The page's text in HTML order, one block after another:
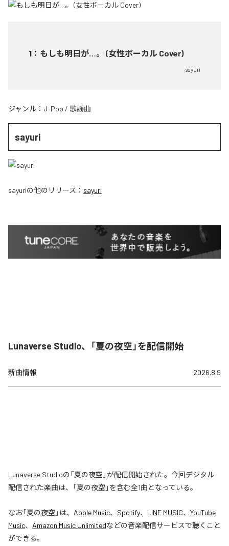
1 ： もしも明日が…。 (女性ボーカル Cover)
sayuri
ジャンル： J-Pop / 歌謡曲
sayuri
sayuriの他のリリース： sayuri
Lunaverse Studio、「夏の夜空」を配信開始
新曲情報 2026.8.9
Lunaverse Studioの「夏の夜空」が配信開始された。今回デジタル
配信された楽曲は、「夏の夜空」を含む全1曲となっている。
なお「夏の夜空 」は、 Apple Music、 Spotify、 LINE MUSIC、 YouTube
Music、 Amazon Music Unlimitedなどの音楽配信サービスで聴くこと
ができる。